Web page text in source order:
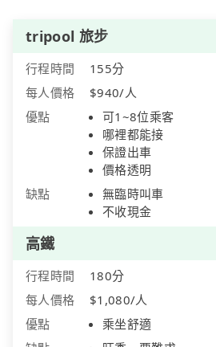
tripool 旅步
行程時間
155分
每人價格
$940/人
優點
可1~8位乘客
哪裡都能接
保證出車
價格透明
缺點
無臨時叫車
不收現金
高鐵
行程時間
180分
每人價格
$1,080/人
優點
乘坐舒適